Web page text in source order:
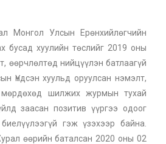
Монгол Улсын Ерөнхийлөгчийн
бусад хуулийн төслийг 2019 оны
өөрчлөлтөд нийцүүлэн батлаагүй
Үндсэн хуульд оруулсан нэмэлт,
мөрдөхөд шилжих журмын тухай
заасан позитив үүргээ одоог
гэж үзэхээр байна.
өөрийн баталсан 2020 оны 02